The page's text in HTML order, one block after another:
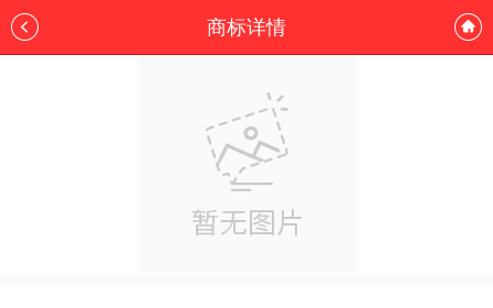
商标详情